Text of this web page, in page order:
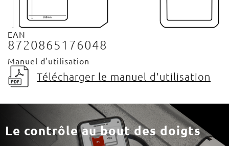
EAN
8720865176048
Manuel d'utilisation
Télécharger le manuel d'utilisation
Le contrôle au bout des doigts